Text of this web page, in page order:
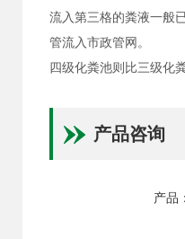
流入第三格的粪液一般
管流入市政管网。
四级化粪池则比三级化
产品咨询
产品：